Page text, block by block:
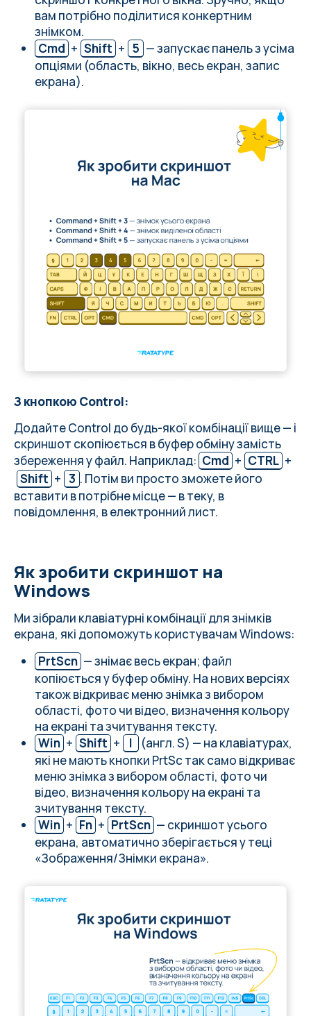
вам потрібно поділитися конкертним
знімком.
Cmd + Shift + 5 — запускає панель з усіма
опціями (область, вікно, весь екран, запис
екрана).
З кнопкою Control:
Додайте Control до будь-якої комбінації вище — і
скриншот скопіюється в буфер обміну замість
збереження у файл. Наприклад: Cmd + CTRL +
Shift + 3 . Потім ви просто зможете його
вставити в потрібне місце — в теку, в
повідомлення, в електронний лист.
Як зробити скриншот на
Windows
Ми зібрали клавіатурні комбінації для знімків
екрана, які допоможуть користувачам Windows:
PrtScn — знімає весь екран; файл
копіюється у буфер обміну. На нових версіях
також відкриває меню знімка з вибором
області, фото чи відео, визначення кольору
на екрані та зчитування тексту.
Win + Shift + І
(англ. S) — на клавіатурах,
які не мають кнопки PrtSc так само відкриває
меню знімка з вибором області, фото чи
відео, визначення кольору на екрані та
зчитування тексту.
Win + Fn + PrtScn — скриншот усього
екрана, автоматично зберігається у теці
«Зображення/Знімки екрана».